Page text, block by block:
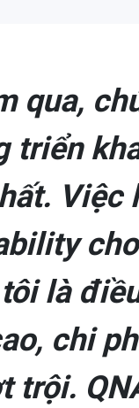
qua,
triển
Việc
là
chi
trội.